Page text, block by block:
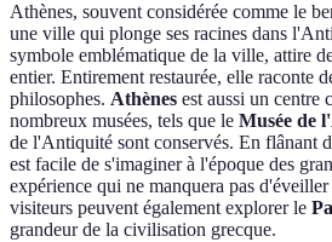
Athènes, souvent considérée comme le
une ville qui plonge ses racines dans
symbole emblématique de la ville, attire
entier. Entirement restaurée, elle raconte
philosophes. Athènes est aussi un centre
nombreux musées, tels que le Musée de
de l'Antiquité sont conservés. En flânant
est facile de s'imaginer à l'époque des
expérience qui ne manquera pas
visiteurs peuvent également explorer le
grandeur de la civilisation grecque.